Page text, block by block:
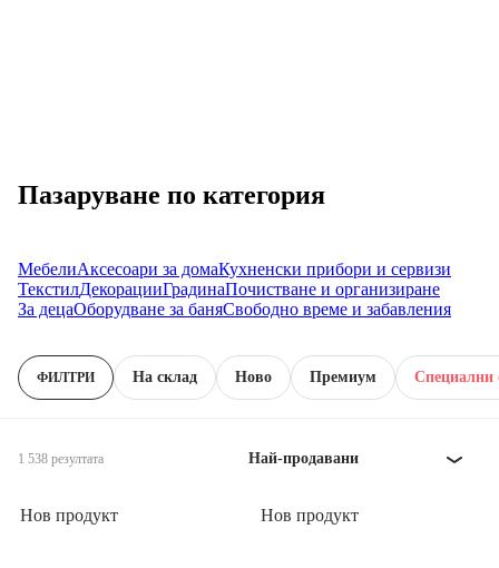
Пазаруване по категория
МебелиАксесоари за домаКухненски прибори и сервизи
ТекстилДекорацииГрадинаПочистване и организиране
За децаОборудване за баняСвободно време и забавления
ФИЛТРИ На склад Специални
Новo Премиум
1 538 резултата Най-продавани
Нов продукт Нов продукт